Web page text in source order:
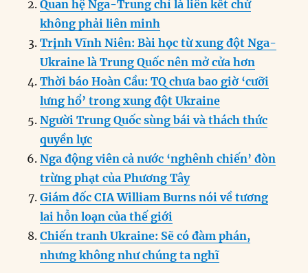
o
o
k
I
n
g
er
p
p m
Quan hệ Nga-Trung chỉ là liên kết chứ
không phải liên minh
Trịnh Vĩnh Niên: Bài học từ xung đột Nga-
Ukraine là Trung Quốc nên mở cửa hơn
Thời báo Hoàn Cầu: TQ chưa bao giờ ‘cưỡi
lưng hổ’ trong xung đột Ukraine
Người Trung Quốc sùng bái và thách thức
quyền lực
Nga động viên cả nước ‘nghênh chiến’ đòn
trừng phạt của Phương Tây
Giám đốc CIA William Burns nói về tương
lai hỗn loạn của thế giới
Chiến tranh Ukraine: Sẽ có đàm phán,
nhưng không như chúng ta nghĩ